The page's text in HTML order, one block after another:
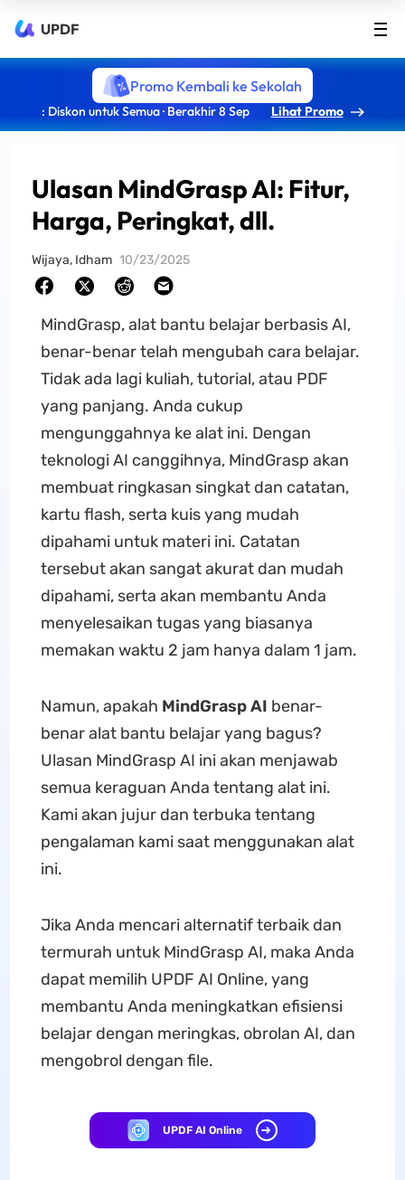
UPDF
Promo Kembali ke Sekolah
: Diskon untuk Semua · Berakhir 8 Sep Lihat Promo
Ulasan MindGrasp AI: Fitur,
Harga, Peringkat, dll.
Wijaya, Idham 10/23/2025
MindGrasp, alat bantu belajar berbasis AI,
benar-benar telah mengubah cara belajar.
Tidak ada lagi kuliah, tutorial, atau PDF
yang panjang. Anda cukup
mengunggahnya ke alat ini. Dengan
teknologi AI canggihnya, MindGrasp akan
membuat ringkasan singkat dan catatan,
kartu flash, serta kuis yang mudah
dipahami untuk materi ini. Catatan
tersebut akan sangat akurat dan mudah
dipahami, serta akan membantu Anda
menyelesaikan tugas yang biasanya
memakan waktu 2 jam hanya dalam 1 jam.
Namun, apakah MindGrasp AI benar-
benar alat bantu belajar yang bagus?
Ulasan MindGrasp AI ini akan menjawab
semua keraguan Anda tentang alat ini.
Kami akan jujur dan terbuka tentang
pengalaman kami saat menggunakan alat
ini.
Jika Anda mencari alternatif terbaik dan
termurah untuk MindGrasp AI, maka Anda
dapat memilih UPDF AI Online, yang
membantu Anda meningkatkan efisiensi
belajar dengan meringkas, obrolan AI, dan
mengobrol dengan file.
UPDF AI Online